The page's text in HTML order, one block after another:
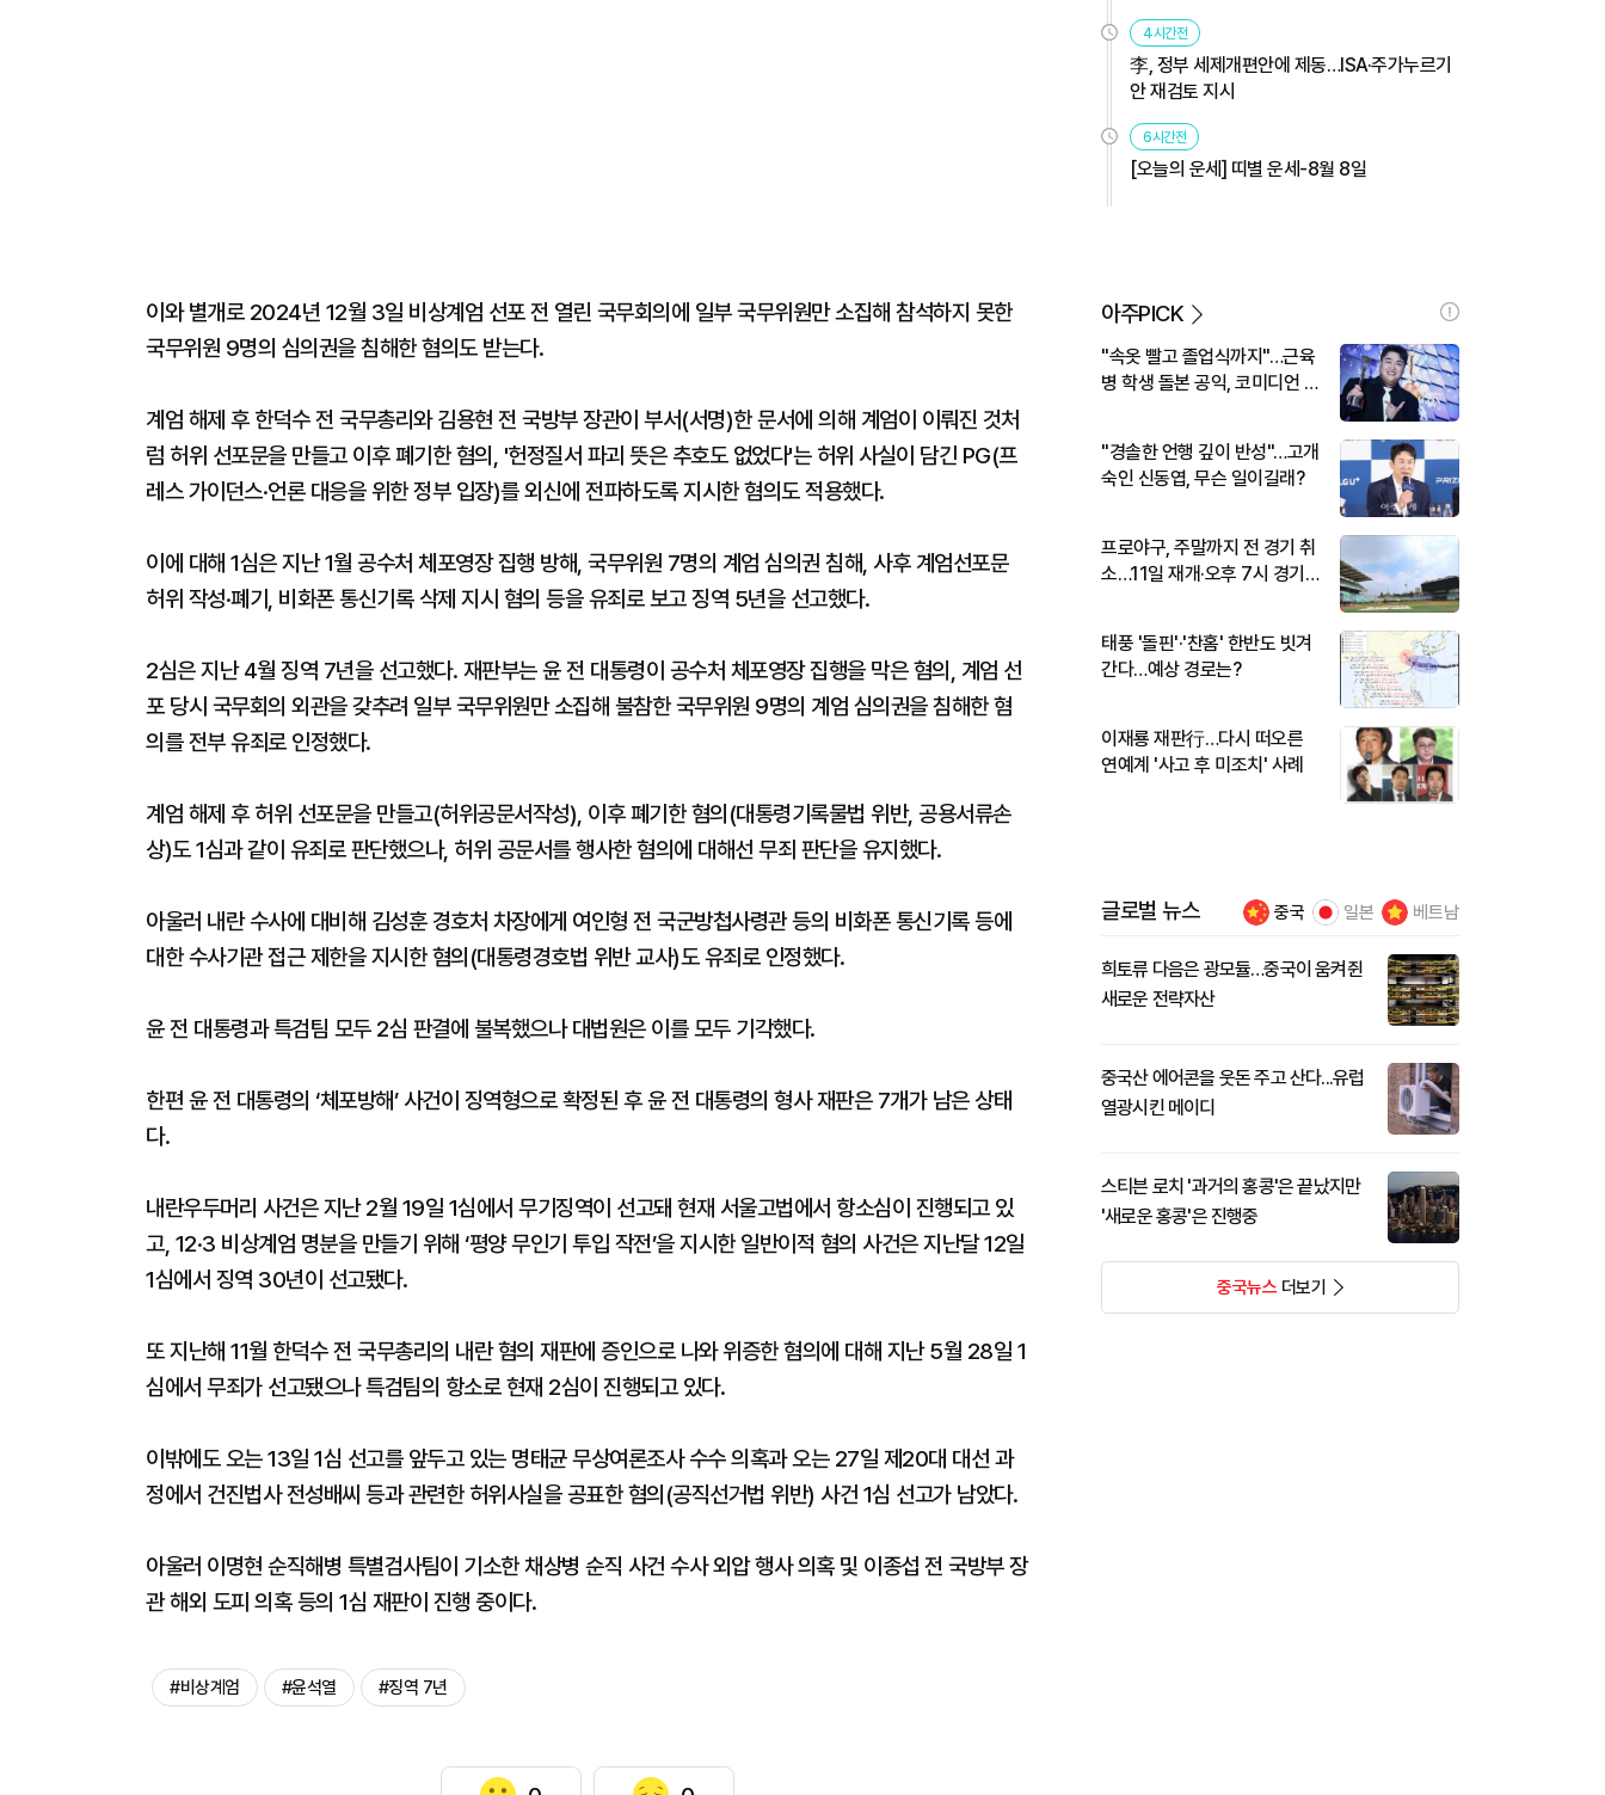
이와 별개로 2024년 12월 3일 비상계엄 선포 전 열린 국무회의에 일부 국무위원만 소집해 참석하지 못한
국무위원 9명의 심의권을 침해한 혐의도 받는다.
계엄 해제 후 한덕수 전 국무총리와 김용현 전 국방부 장관이 부서(서명)한 문서에 의해 계엄이 이뤄진 것처
럼 허위 선포문을 만들고 이후 폐기한 혐의, '헌정질서 파괴 뜻은 추호도 없었다'는 허위 사실이 담긴 PG(프
레스 가이던스·언론 대응을 위한 정부 입장)를 외신에 전파하도록 지시한 혐의도 적용했다.
이에 대해 1심은 지난 1월 공수처 체포영장 집행 방해, 국무위원 7명의 계엄 심의권 침해, 사후 계엄선포문
허위 작성·폐기, 비화폰 통신기록 삭제 지시 혐의 등을 유죄로 보고 징역 5년을 선고했다.
2심은 지난 4월 징역 7년을 선고했다. 재판부는 윤 전 대통령이 공수처 체포영장 집행을 막은 혐의, 계엄 선
포 당시 국무회의 외관을 갖추려 일부 국무위원만 소집해 불참한 국무위원 9명의 계엄 심의권을 침해한 혐
의를 전부 유죄로 인정했다.
계엄 해제 후 허위 선포문을 만들고(허위공문서작성), 이후 폐기한 혐의(대통령기록물법 위반, 공용서류손
상)도 1심과 같이 유죄로 판단했으나, 허위 공문서를 행사한 혐의에 대해선 무죄 판단을 유지했다.
아울러 내란 수사에 대비해 김성훈 경호처 차장에게 여인형 전 국군방첩사령관 등의 비화폰 통신기록 등에
대한 수사기관 접근 제한을 지시한 혐의(대통령경호법 위반 교사)도 유죄로 인정했다.
윤 전 대통령과 특검팀 모두 2심 판결에 불복했으나 대법원은 이를 모두 기각했다.
한편 윤 전 대통령의 ‘체포방해’ 사건이 징역형으로 확정된 후 윤 전 대통령의 형사 재판은 7개가 남은 상태
다.
내란우두머리 사건은 지난 2월 19일 1심에서 무기징역이 선고돼 현재 서울고법에서 항소심이 진행되고 있
고, 12·3 비상계엄 명분을 만들기 위해 ‘평양 무인기 투입 작전’을 지시한 일반이적 혐의 사건은 지난달 12일
1심에서 징역 30년이 선고됐다.
또 지난해 11월 한덕수 전 국무총리의 내란 혐의 재판에 증인으로 나와 위증한 혐의에 대해 지난 5월 28일 1
심에서 무죄가 선고됐으나 특검팀의 항소로 현재 2심이 진행되고 있다.
이밖에도 오는 13일 1심 선고를 앞두고 있는 명태균 무상여론조사 수수 의혹과 오는 27일 제20대 대선 과
정에서 건진법사 전성배씨 등과 관련한 허위사실을 공표한 혐의(공직선거법 위반) 사건 1심 선고가 남았다.
아울러 이명현 순직해병 특별검사팀이 기소한 채상병 순직 사건 수사 외압 행사 의혹 및 이종섭 전 국방부 장
관 해외 도피 의혹 등의 1심 재판이 진행 중이다.
#비상계엄 #윤석열 #징역 7년
4시간전
李, 정부 세제개편안에 제동…ISA·주가누르기
안 재검토 지시
6시간전
[오늘의 운세] 띠별 운세-8월 8일
아주PICK
"속옷 빨고 졸업식까지"…근육
병 학생 돌본 공익, 코미디언 김
"경솔한 언행 깊이 반성"…고개
숙인 신동엽, 무슨 일이길래?
프로야구, 주말까지 전 경기 취
소…11일 재개·오후 7시 경기
태풍 '돌핀'·'찬홈' 한반도 빗겨
간다…예상 경로는?
이재룡 재판行…다시 떠오른
연예계 '사고 후 미조치' 사례
글로벌 뉴스 중국 일본 베트남
희토류 다음은 광모듈…중국이 움켜쥔
새로운 전략자산
중국산 에어콘을 웃돈 주고 산다...유럽
열광시킨 메이디
스티븐 로치 '과거의 홍콩'은 끝났지만
'새로운 홍콩'은 진행중
중국뉴스더보기